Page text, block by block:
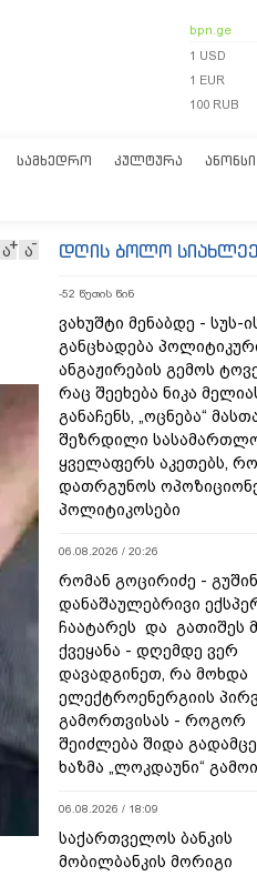
bpn.ge
1 USD
1 EUR
100 RUB
ᲡᲐᲛᲮᲔᲓᲠᲝ ᲙᲣᲚᲢᲣᲠᲐ ᲐᲜᲝᲜᲡᲘ
ა ა დღის ბოლო
-52 წუთის წინ
ვახუშტი მენაბდე - სუს-
განცხადება
ანგაჟირების გემოს
რაც შეეხება ნიკა
განაჩენს, „ოცნება“
შეზრდილი
ყველაფერს აკეთებს,
დათრგუნოს
პოლიტიკოსები
06.08.2026 / 20:26
რომან გოცირიძე - გუშინ
დანაშაულებრივი
ჩაატარეს და გათიშეს
ქვეყანა - დღემდე ვერ
დავადგინეთ, რა მოხდა
ელექტროენერგიის
გამორთვისას - როგორ
შეიძლება შიდა
ხაზმა „ლოკდაუნი“
06.08.2026 / 18:09
საქართველოს ბანკის
მობილბანკის მორიგი